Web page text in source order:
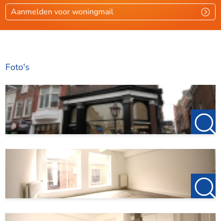
Kamers
2
Slaapkamers
1
Aanmelden voor woningmail
Foto's